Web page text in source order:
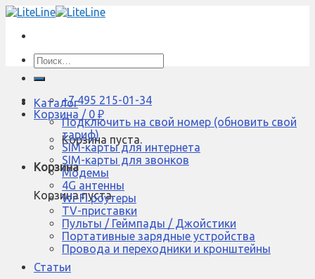
Skip
content
Искать:
+7 495 215-01-34
Корзина / 0 ₽
Корзина пуста.
Корзина
Корзина пуста.
Каталог
Подключить на свой номер (обновить свой
тариф)
SIM-карты для интернета
SIM-карты для звонков
Модемы
4G антенны
Wi-Fi роутеры
TV-приставки
Пульты / Геймпады / Джойстики
Портативные зарядные устройства
Провода и переходники и кронштейны
Статьи